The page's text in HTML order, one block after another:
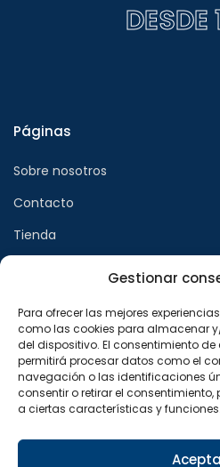
Gestionar
Para ofrecer las mejores
como las cookies para almacenar
del dispositivo. El consentimiento
permitirá procesar datos como el
navegación o las identificaciones
consentir o retirar el
a ciertas características y funciones.
DESDE
Páginas
Sobre nosotros
Contacto
Tienda
Aviso legal
Política de privacidad
Política de cookies
Síguenos en